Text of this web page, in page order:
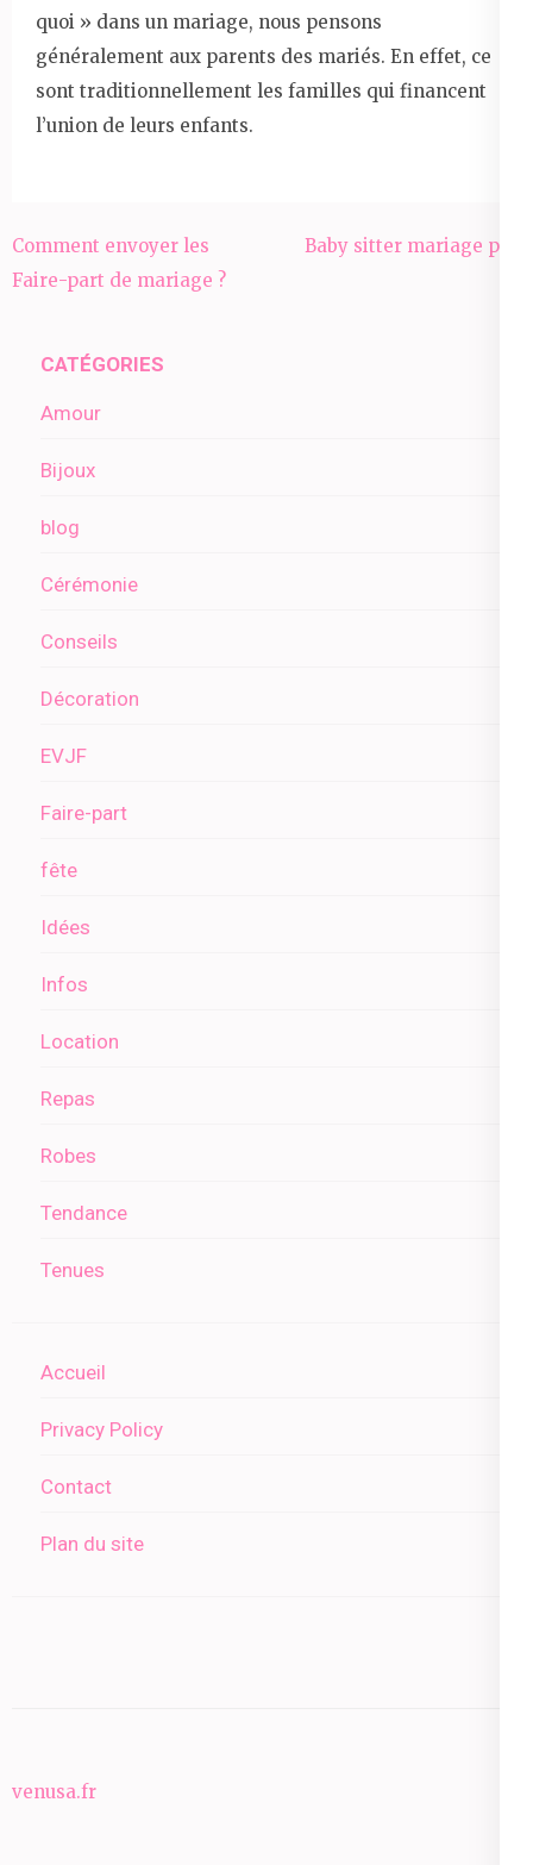
quoi » dans un mariage, nous pensons
généralement aux parents des mariés. En effet, ce
sont traditionnellement les familles qui financent
l’union de leurs enfants.
Navigation
de
Comment envoyer les
Faire-part de mariage ?
Baby sitter mariage pau
CATÉGORIES
Amour
Bijoux
blog
Cérémonie
Conseils
Décoration
EVJF
Faire-part
fête
Idées
Infos
Location
Repas
Robes
Tendance
Tenues
Accueil
Privacy Policy
Contact
Plan du site
venusa.fr